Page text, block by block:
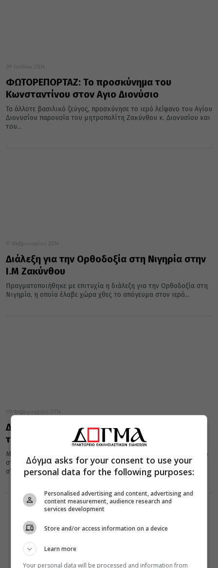
09 Ιουλίου 2014
ΦΩΤΟΡΕΠΟΡΤΑΖ: Το προσκύνημα του
Κωνσταντίνου στον Αγιο Διονύσιο
Το άλλοτε βασιλικό ζεύγος, προσκύνησε το ιερό λείψανο του Αγίου
Διονυσίου παρουσία του μητροπολίτη Ζακύνθου κ. Διονυσίου και
του...
17 Φεβρουαρίου 2014
Διάλεξη για την Ορθοδοξία στη Νιγηρία στην
Ι.Μ Ζακύνθου
Πραγματοποιήθηκε με επιτυχία η διάλεξη για την Ορθοδοξία στη
Νιγηρία, η οποία έλαβε χώρα χθες το απόγευμα στον ιερό...
09 Φεβρουαρίου 2014
Διάλεξη για την Ορθοδοξία στη Νιγηρία απο
τον μητροπολίτη κ. Αλέξανδρο
Μια ενδιαφέρουσα διάλεξη με θέμα: «Σαρκώνοντας το Ευαγγέλιο
στη Νιγηρία. Πορεία και προκλήσεις για μια ορθόδοξη μαρτυρία
σ’ ένα...
Δόγμα asks for your consent to use your
personal data for the following purposes:
Personalised advertising and content, advertising and
content measurement, audience research and
services development
Store and/or access information on a device
Learn more
Your personal data will be processed and information from